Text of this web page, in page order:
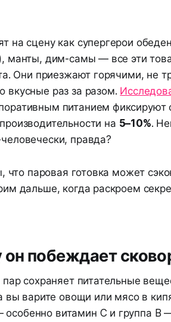
на сцену как супергерои
манты, дим-самы — все эти
Они приезжают горячими, не
вкусные раз за разом.
питанием фиксируют
на 5–10%.
правда?
что паровая готовка может
дальше, когда раскроем
он побеждает
сохраняет питательные
вы варите овощи или мясо в
витамин C и группа